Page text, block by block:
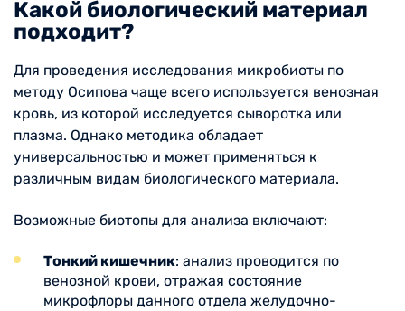
Какой биологический материал
подходит?
Для проведения исследования микробиоты по
методу Осипова чаще всего используется венозная
кровь, из которой исследуется сыворотка или
плазма. Однако методика обладает
универсальностью и может применяться к
различным видам биологического материала.
Возможные биотопы для анализа включают:
Тонкий кишечник: анализ проводится по
венозной крови, отражая состояние
микрофлоры данного отдела желудочно-